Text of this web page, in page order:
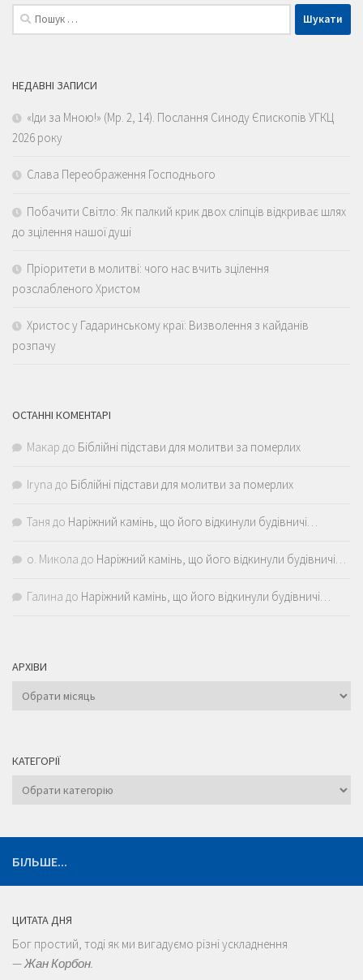
Пошук:
НЕДАВНІ ЗАПИСИ
«Іди за Мною!» (Мр. 2, 14). Послання Синоду Єпископів УГКЦ
2026 року
Слава Переображення Господнього
Побачити Світло: Як палкий крик двох сліпців відкриває шлях
до зцілення нашої душі
Пріоритети в молитві: чого нас вчить зцілення
розслабленого Христом
Христос у Гадаринському краї: Визволення з кайданів
розпачу
ОСТАННІ КОМЕНТАРІ
Макар до Біблійні підстави для молитви за померлих
Iryna до Біблійні підстави для молитви за померлих
Таня до Наріжний камінь, що його відкинули будівничі…
о. Микола до Наріжний камінь, що його відкинули будівничі…
Галина до Наріжний камінь, що його відкинули будівничі…
АРХІВИ
Архіви
КАТЕГОРІЇ
Категорії
БІЛЬШЕ...
ЦИТАТА ДНЯ
Бог простий, тоді як ми вигадуємо різні ускладнення
—Жан Корбон.